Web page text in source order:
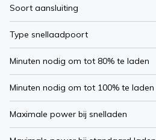
Soort aansluiting
Type snellaadpoort
Minuten nodig om tot 80% te laden
Minuten nodig om tot 100% te laden
Maximale power bij snelladen